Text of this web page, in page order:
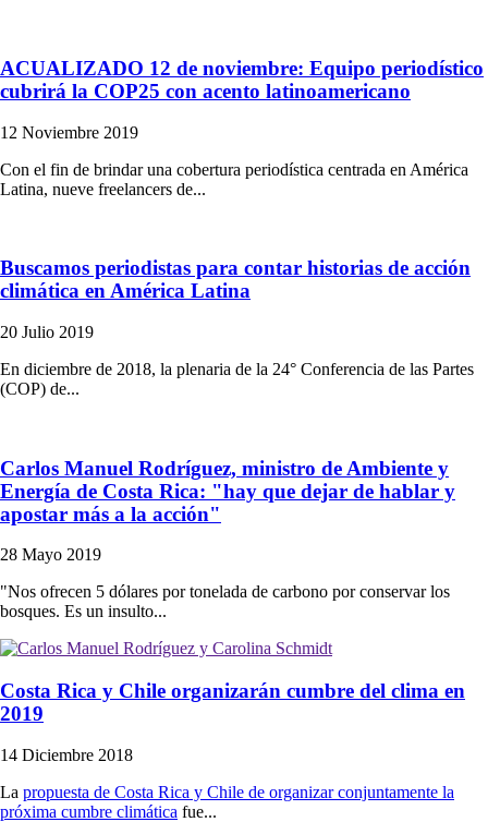
ACUALIZADO 12 de noviembre: Equipo periodístico
cubrirá la COP25 con acento latinoamericano
12 Noviembre 2019
Con el fin de brindar una cobertura periodística centrada en América
Latina, nueve freelancers de...
Buscamos periodistas para contar historias de acción
climática en América Latina
20 Julio 2019
En diciembre de 2018, la plenaria de la 24° Conferencia de las Partes
(COP) de...
Carlos Manuel Rodríguez, ministro de Ambiente y
Energía de Costa Rica: "hay que dejar de hablar y
apostar más a la acción"
28 Mayo 2019
"Nos ofrecen 5 dólares por tonelada de carbono por conservar los
bosques. Es un insulto...
Costa Rica y Chile organizarán cumbre del clima en
2019
14 Diciembre 2018
La propuesta de Costa Rica y Chile de organizar conjuntamente la
próxima cumbre climática fue...